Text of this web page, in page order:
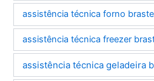
assistência técnica forno
assistência técnica freezer
assistência técnica geladeira